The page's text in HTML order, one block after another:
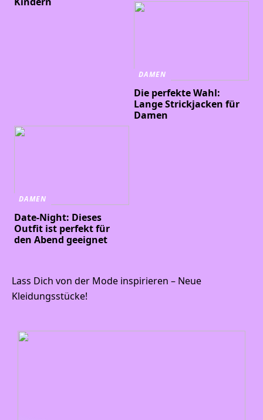
DAMEN
Die perfekte Wahl:
Lange Strickjacken für
Damen
DAMEN
Date-Night: Dieses
Outfit ist perfekt für
den Abend geeignet
Lass Dich von der Mode inspirieren – Neue
Kleidungsstücke!